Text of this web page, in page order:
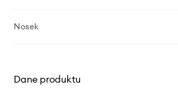
Nosek
Dane produktu